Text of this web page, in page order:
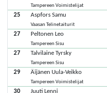
Tampereen Voimistelijat
25 Aspfors Samu
Vaasan Telinetaiturit
27 Peltonen Leo
Tampereen Sisu
27 Talvilaine Tyrsky
Tampereen Sisu
29 Äijänen Uula-Veikko
Tampereen Voimistelijat
30 Juuti Lenni